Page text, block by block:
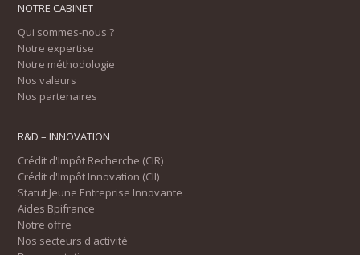
NOTRE CABINET
Qui sommes-nous ?
Notre expertise
Notre méthodologie
Nos valeurs
Nos partenaires
R&D – INNOVATION
Crédit d'Impôt Recherche (CIR)
Crédit d'Impôt Innovation (CII)
Statut Jeune Entreprise Innovante
Aides Bpifrance
Notre offre
Nos secteurs d'activité